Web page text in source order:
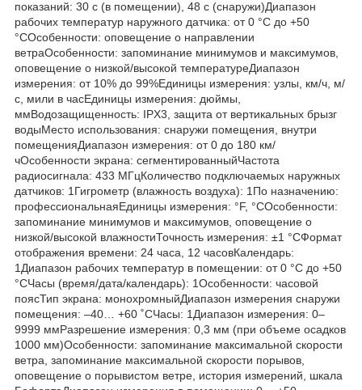
показаний: 30 с (в помещении), 48 с (снаружи)Диапазон
рабочих температур наружного датчика: от 0 °C до +50
°CОсобенности: оповещение о направлении
ветраОсобенности: запоминание минимумов и максимумов,
оповещение о низкой/высокой температуреДиапазон
измерения: от 10% до 99%Единицы измерения: узлы, км/ч, м/
с, мили в часЕдиницы измерения: дюймы,
ммВодозащищенность: IPX3, защита от вертикальных брызг
водыМесто использования: снаружи помещения, внутри
помещенияДиапазон измерения: от 0 до 180 км/
чОсобенности экрана: сегментированныйЧастота
радиосигнала: 433 МГцКоличество подключаемых наружных
датчиков: 1Гигрометр (влажность воздуха): 1По назначению:
профессиональнаяЕдиницы измерения: °F, °CОсобенности:
запоминание минимумов и максимумов, оповещение о
низкой/высокой влажностиТочность измерения: ±1 °CФормат
отображения времени: 24 часа, 12 часовКалендарь:
1Диапазон рабочих температур в помещении: от 0 °C до +50
°CЧасы (время/дата/календарь): 1Особенности: часовой
поясТип экрана: монохромныйДиапазон измерения снаружи
помещения: –40… +60 ˚CЧасы: 1Диапазон измерения: 0–
9999 ммРазрешение измерения: 0,3 мм (при объеме осадков
1000 мм)Особенности: запоминание максимальной скорости
ветра, запоминание максимальной скорости порывов,
оповещение о порывистом ветре, история измерений, шкала